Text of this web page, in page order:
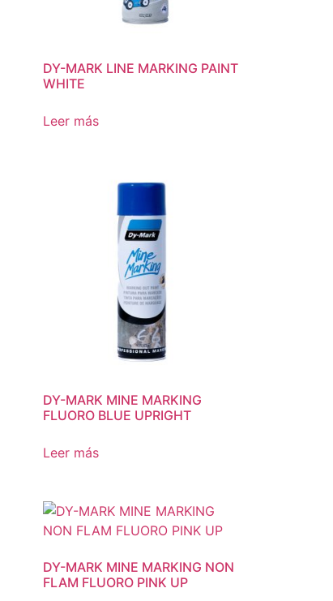
DY-MARK LINE MARKING PAINT
WHITE
Leer más
DY-MARK MINE MARKING
FLUORO BLUE UPRIGHT
Leer más
DY-MARK MINE MARKING NON
FLAM FLUORO PINK UP